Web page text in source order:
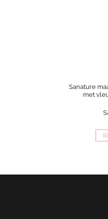
Sanature
met